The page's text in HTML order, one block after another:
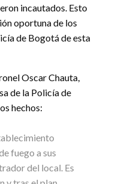
incautados. Esto
oportuna de los
de Bogotá de esta
Oscar Chauta,
de la Policía de
hechos:
fuego a sus
del local. Es